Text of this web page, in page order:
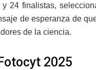
24 finalistas,
de esperanza de
de la ciencia.
2025